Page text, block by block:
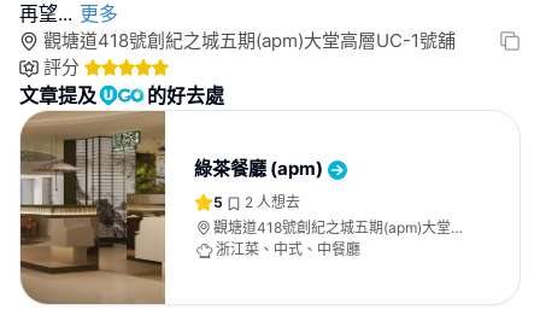
再望... 更多
觀塘道418號創紀之城五期(apm)大堂高層UC-1號舖
評分
文章提及 的好去處
綠茶餐廳 (apm)
5 2 人想去
觀塘道418號創紀之城五期(apm)大堂高
層UC-1號舖
浙江菜、中式、中餐廳